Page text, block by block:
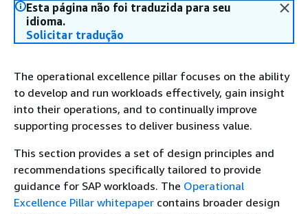
Esta página não foi traduzida para seu
idioma.
Solicitar tradução
The operational excellence pillar focuses on the ability
to develop and run workloads effectively, gain insight
into their operations, and to continually improve
supporting processes to deliver business value.
This section provides a set of design principles and
recommendations specifically tailored to provide
guidance for SAP workloads. The Operational
Excellence Pillar whitepaper contains broader design